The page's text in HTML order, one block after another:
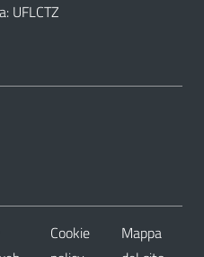
UFLCTZ
Cookie
Mappa